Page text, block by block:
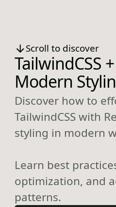
Scroll to discover
TailwindCSS
Modern
Discover how to
TailwindCSS with
styling in modern
Learn best
optimization, and
patterns.